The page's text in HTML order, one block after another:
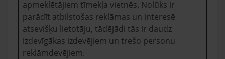
apmeklētājiem tīmekļa vietnēs. Nolūks ir
parādīt atbilstošas reklāmas un interesē
atsevišķu lietotāju, tādējādi tās ir daudz
izdevīgākas izdevējiem un trešo personu
reklāmdevējiem.